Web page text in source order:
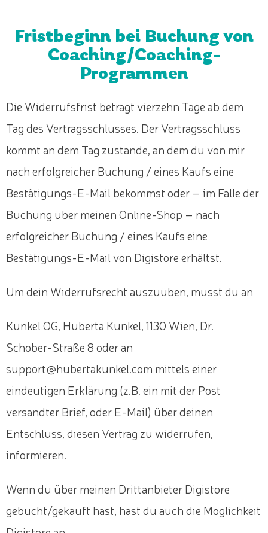
Fristbeginn bei Buchung von
Coaching/Coaching-
Programmen
Die Widerrufsfrist beträgt vierzehn Tage ab dem
Tag des Vertragsschlusses. Der Vertragsschluss
kommt an dem Tag zustande, an dem du von mir
nach erfolgreicher Buchung / eines Kaufs eine
Bestätigungs-E-Mail bekommst oder – im Falle der
Buchung über meinen Online-Shop – nach
erfolgreicher Buchung / eines Kaufs eine
Bestätigungs-E-Mail von Digistore erhältst.
Um dein Widerrufsrecht auszuüben, musst du an
Kunkel OG, Huberta Kunkel, 1130 Wien, Dr.
Schober-Straße 8 oder an
support@hubertakunkel.com mittels einer
eindeutigen Erklärung (z.B. ein mit der Post
versandter Brief, oder E-Mail) über deinen
Entschluss, diesen Vertrag zu widerrufen,
informieren.
Wenn du über meinen Drittanbieter Digistore
gebucht/gekauft hast, hast du auch die Möglichkeit